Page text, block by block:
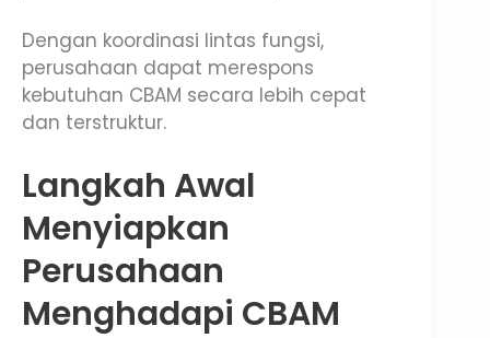
Dengan koordinasi lintas fungsi,
perusahaan dapat merespons
kebutuhan CBAM secara lebih cepat
dan terstruktur.
Langkah Awal
Menyiapkan
Perusahaan
Menghadapi CBAM